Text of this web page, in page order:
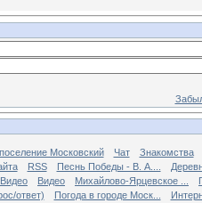
Московский Чат
Знакомства
RSS Песнь Победы - В. А....
Видео Видео Михайлово-Ярцевское ...
ответ) Погода в городе Моск...